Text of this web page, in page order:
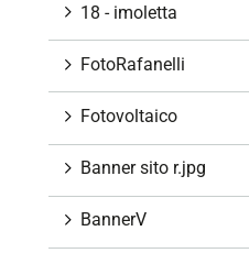
18 - imoletta
FotoRafanelli
Fotovoltaico
Banner sito r.jpg
BannerV